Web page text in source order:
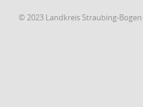
© 2023 Landkreis Straubing-Bogen